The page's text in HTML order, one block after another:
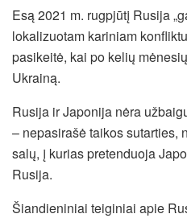
Esą 2021 m. rugpjūtį Rusija
lokalizuotam kariniam
pasikeitė, kai po kelių
Ukrainą.
Rusija ir Japonija nėra
– nepasirašė taikos sutarties,
salų, į kurias pretenduoja
Rusija.
Šiandieniniai teiginiai apie